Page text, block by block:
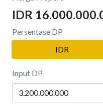
IDR
Persentase DP
IDR
Input DP